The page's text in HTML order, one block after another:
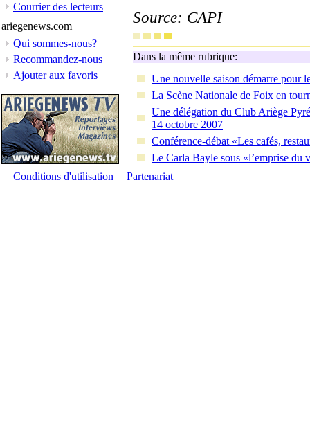
Courrier des lecteurs
ariegenews.com
Qui sommes-nous?
Recommandez-nous
Ajouter aux favoris
Source: CAPI
Dans la même rubrique:
Une nouvelle saison démarre pour
La Scène Nationale de Foix en
Une délégation du Club Ariège
14 octobre 2007
Conférence-débat «Les cafés,
Le Carla Bayle sous «l’emprise du
Conditions d'utilisation | Partenariat